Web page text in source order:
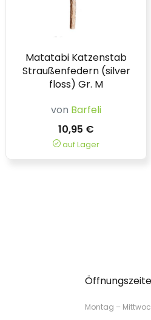
Matatabi Katzenstab
Straußenfedern (silver
floss) Gr. M
von Barfeli
10,95 €
auf Lager
Montag –